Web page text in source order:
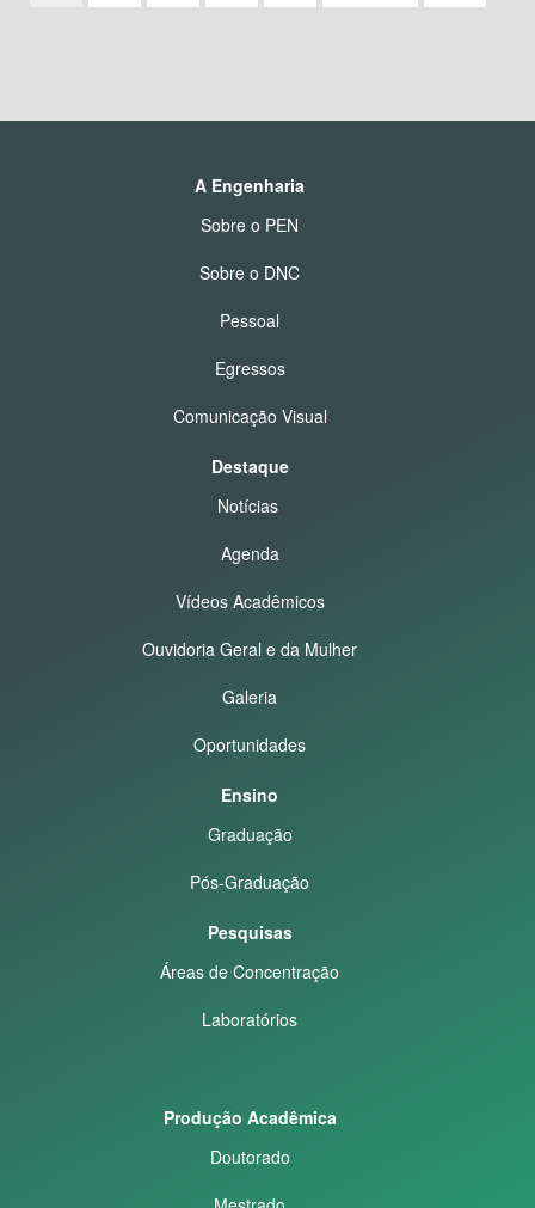
A Engenharia
Sobre o PEN
Sobre o DNC
Pessoal
Egressos
Comunicação Visual
Destaque
Notícias
Agenda
Vídeos Acadêmicos
Ouvidoria Geral e da Mulher
Galeria
Oportunidades
Ensino
Graduação
Pós-Graduação
Pesquisas
Áreas de Concentração
Laboratórios
Produção Acadêmica
Doutorado